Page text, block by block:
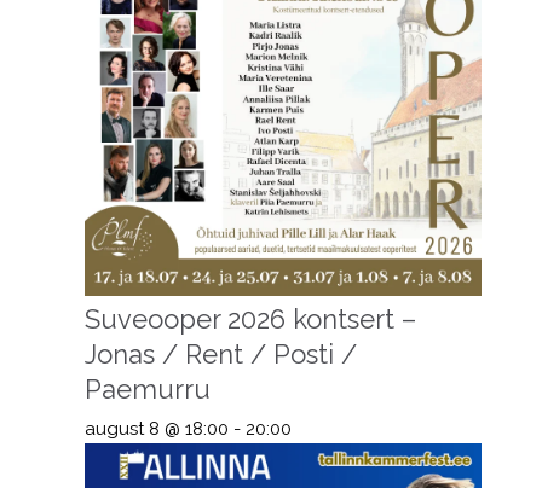
Suveooper 2026 kontsert –
Jonas / Rent / Posti /
Paemurru
august 8 @ 18:00 - 20:00